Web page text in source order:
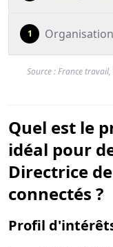
1 Organisation
Source : France
Quel est le
idéal pour
Directrice
connectés ?
Profil